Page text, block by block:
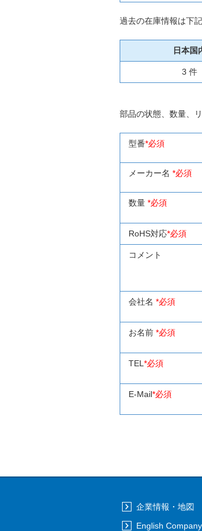
過去の在庫情報は下
日本国
3 件
部品の状態、数量、
型番*必須
メーカー名 *必須
数量 *必須
RoHS対応*必須
コメント
会社名 *必須
お名前 *必須
TEL *必須
E-Mail*必須
企業情報・地図
English